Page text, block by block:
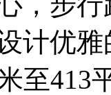
计优
至413